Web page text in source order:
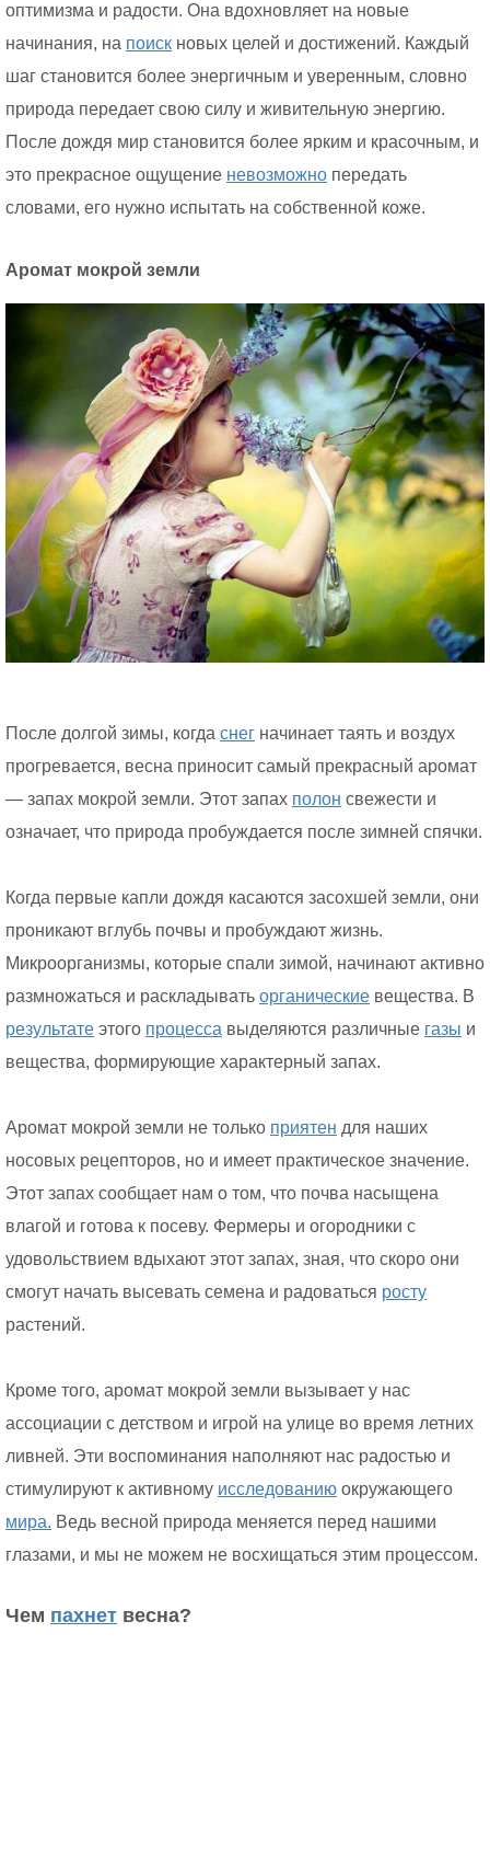
оптимизма и радости. Она вдохновляет на новые
начинания, на поиск новых целей и достижений. Каждый
шаг становится более энергичным и уверенным, словно
природа передает свою силу и живительную энергию.
После дождя мир становится более ярким и красочным, и
это прекрасное ощущение невозможно передать
словами, его нужно испытать на собственной коже.
Аромат мокрой земли
После долгой зимы, когда снег начинает таять и воздух
прогревается, весна приносит самый прекрасный аромат
— запах мокрой земли. Этот запах полон свежести и
означает, что природа пробуждается после зимней спячки.
Когда первые капли дождя касаются засохшей земли, они
проникают вглубь почвы и пробуждают жизнь.
Микроорганизмы, которые спали зимой, начинают активно
размножаться и раскладывать органические вещества. В
результате этого процесса выделяются различные газы и
вещества, формирующие характерный запах.
Аромат мокрой земли не только приятен для наших
носовых рецепторов, но и имеет практическое значение.
Этот запах сообщает нам о том, что почва насыщена
влагой и готова к посеву. Фермеры и огородники с
удовольствием вдыхают этот запах, зная, что скоро они
смогут начать высевать семена и радоваться росту
растений.
Кроме того, аромат мокрой земли вызывает у нас
ассоциации с детством и игрой на улице во время летних
ливней. Эти воспоминания наполняют нас радостью и
стимулируют к активному исследованию окружающего
мира. Ведь весной природа меняется перед нашими
глазами, и мы не можем не восхищаться этим процессом.
Чем пахнет весна?